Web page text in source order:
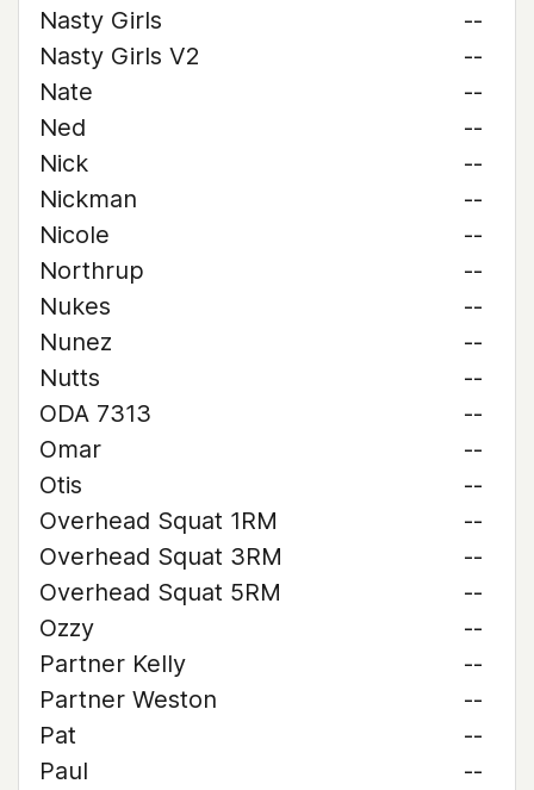
Nasty Girls
--
Nasty Girls V2
--
Nate
--
Ned
--
Nick
--
Nickman
--
Nicole
--
Northrup
--
Nukes
--
Nunez
--
Nutts
--
ODA 7313
--
Omar
--
Otis
--
Overhead Squat 1RM
--
Overhead Squat 3RM
--
Overhead Squat 5RM
--
Ozzy
--
Partner Kelly
--
Partner Weston
--
Pat
--
Paul
--